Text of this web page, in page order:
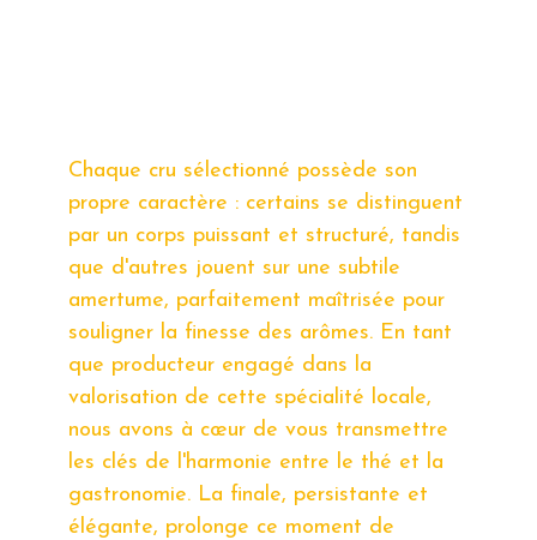
Chaque cru sélectionné possède son
propre caractère : certains se distinguent
par un corps puissant et structuré, tandis
que d'autres jouent sur une subtile
amertume, parfaitement maîtrisée pour
souligner la finesse des arômes. En tant
que producteur engagé dans la
valorisation de cette spécialité locale,
nous avons à cœur de vous transmettre
les clés de l'harmonie entre le thé et la
gastronomie. La finale, persistante et
élégante, prolonge ce moment de